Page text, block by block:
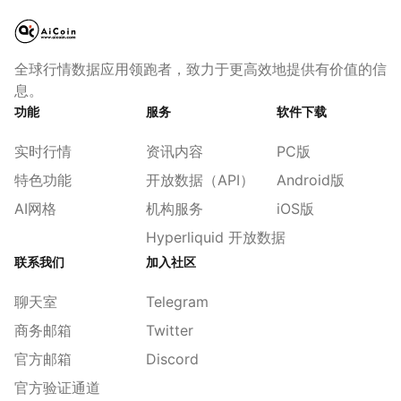
全球行情数据应用领跑者，致力于更高效地提供有价值的信
息。
功能
实时行情
特色功能
AI网格
服务
资讯内容
开放数据（API）
机构服务
Hyperliquid 开放数据
软件下载
PC版
Android版
iOS版
联系我们
聊天室
商务邮箱
官方邮箱
官方验证通道
加入社区
Telegram
Twitter
Discord